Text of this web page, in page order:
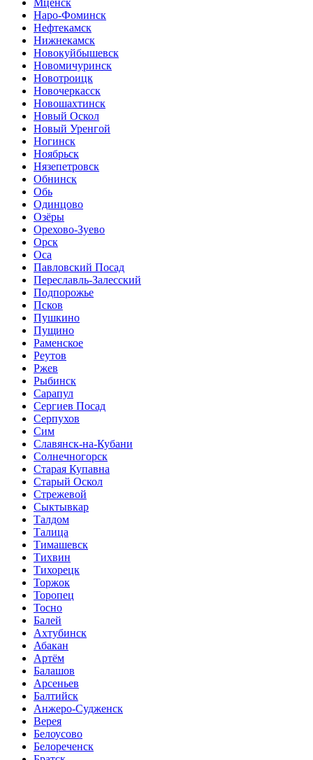
Наро-Фоминск
Нефтекамск
Нижнекамск
Новокуйбышевск
Новомичуринск
Новотроицк
Новочеркасск
Новошахтинск
Новый Оскол
Новый Уренгой
Ногинск
Ноябрьск
Нязепетровск
Обнинск
Обь
Одинцово
Озёры
Орехово-Зуево
Орск
Оса
Павловский Посад
Переславль-Залесский
Подпорожье
Псков
Пушкино
Пущино
Раменское
Реутов
Ржев
Рыбинск
Сарапул
Сергиев Посад
Серпухов
Сим
Славянск-на-Кубани
Солнечногорск
Старая Купавна
Старый Оскол
Стрежевой
Сыктывкар
Талдом
Талица
Тимашевск
Тихвин
Тихорецк
Торжок
Торопец
Тосно
Балей
Ахтубинск
Абакан
Артём
Балашов
Арсеньев
Балтийск
Анжеро-Судженск
Верея
Белоусово
Белореченск